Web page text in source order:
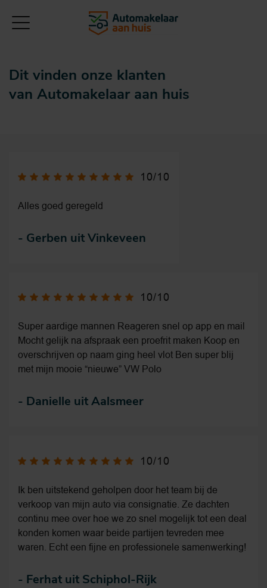
Dit vinden onze klanten
van Automakelaar aan huis
10/10
Alles goed geregeld
- Gerben uit Vinkeveen
10/10
Super aardige mannen Reageren snel op app en mail
Mocht gelijk na afspraak een proefrit maken Koop en
overschrijven op naam ging heel vlot Ben super blij
met mijn mooie “nieuwe” VW Polo
- Danielle uit Aalsmeer
10/10
Ik ben uitstekend geholpen door het team bij de
verkoop van mijn auto via consignatie. Ze dachten
continu mee over hoe we zo snel mogelijk tot een deal
konden komen waar beide partijen tevreden mee
waren. Echt een fijne en professionele samenwerking!
- Ferhat uit Schiphol-Rijk